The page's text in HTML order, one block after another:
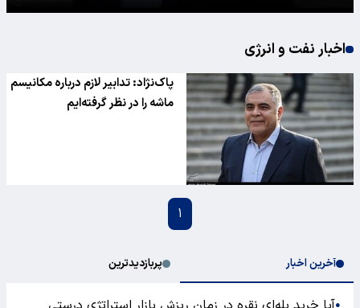
اخبار نفت و انرژی
پاک‌نژاد: تدابیر لازم درباره مکانیسم
ماشه را در نظر گرفته‌ایم
۱
آخرین اخبار پربازدیدترین